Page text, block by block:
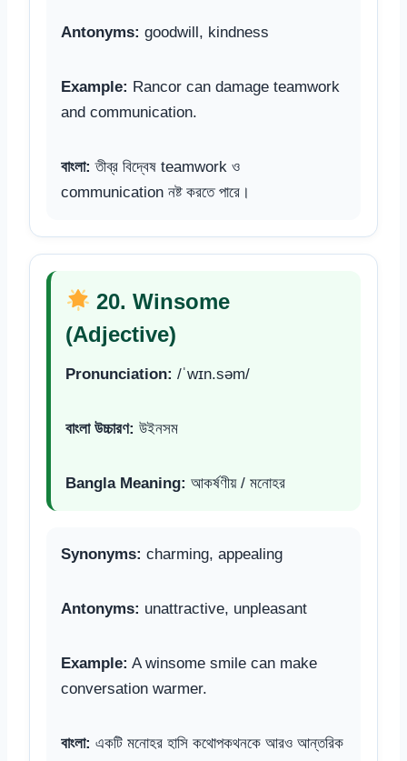
Antonyms: goodwill, kindness
Example: Rancor can damage teamwork
and communication.
বাংলা: তীব্র বিদ্বেষ teamwork ও
communication নষ্ট করতে পারে।
20. Winsome
(Adjective)
Pronunciation: /ˈwɪn.səm/
বাংলা উচ্চারণ: উইনসম
Bangla Meaning: আকর্ষণীয় / মনোহর
Synonyms: charming, appealing
Antonyms: unattractive, unpleasant
Example: A winsome smile can make
conversation warmer.
বাংলা: একটি মনোহর হাসি কথোপকথনকে আরও আন্তরিক